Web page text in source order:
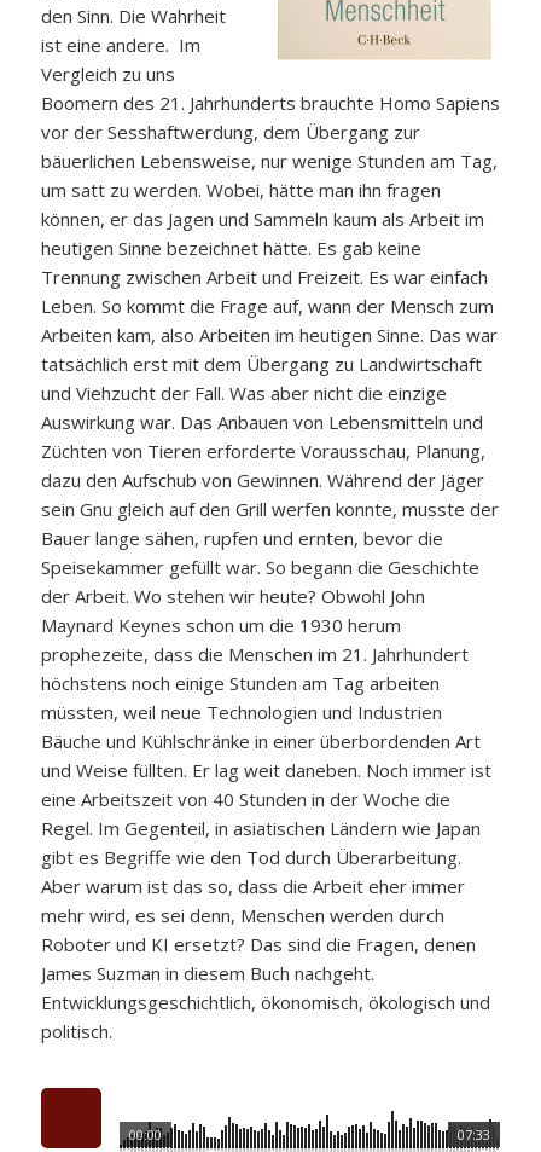
den Sinn. Die Wahrheit
ist eine andere. Im
Vergleich zu uns
Boomern des 21. Jahrhunderts brauchte Homo Sapiens
vor der Sesshaftwerdung, dem Übergang zur
bäuerlichen Lebensweise, nur wenige Stunden am Tag,
um satt zu werden. Wobei, hätte man ihn fragen
können, er das Jagen und Sammeln kaum als Arbeit im
heutigen Sinne bezeichnet hätte. Es gab keine
Trennung zwischen Arbeit und Freizeit. Es war einfach
Leben. So kommt die Frage auf, wann der Mensch zum
Arbeiten kam, also Arbeiten im heutigen Sinne. Das war
tatsächlich erst mit dem Übergang zu Landwirtschaft
und Viehzucht der Fall. Was aber nicht die einzige
Auswirkung war. Das Anbauen von Lebensmitteln und
Züchten von Tieren erforderte Vorausschau, Planung,
dazu den Aufschub von Gewinnen. Während der Jäger
sein Gnu gleich auf den Grill werfen konnte, musste der
Bauer lange sähen, rupfen und ernten, bevor die
Speisekammer gefüllt war. So begann die Geschichte
der Arbeit. Wo stehen wir heute? Obwohl John
Maynard Keynes schon um die 1930 herum
prophezeite, dass die Menschen im 21. Jahrhundert
höchstens noch einige Stunden am Tag arbeiten
müssten, weil neue Technologien und Industrien
Bäuche und Kühlschränke in einer überbordenden Art
und Weise füllten. Er lag weit daneben. Noch immer ist
eine Arbeitszeit von 40 Stunden in der Woche die
Regel. Im Gegenteil, in asiatischen Ländern wie Japan
gibt es Begriffe wie den Tod durch Überarbeitung.
Aber warum ist das so, dass die Arbeit eher immer
mehr wird, es sei denn, Menschen werden durch
Roboter und KI ersetzt? Das sind die Fragen, denen
James Suzman in diesem Buch nachgeht.
Entwicklungsgeschichtlich, ökonomisch, ökologisch und
politisch.
07:33
00:00